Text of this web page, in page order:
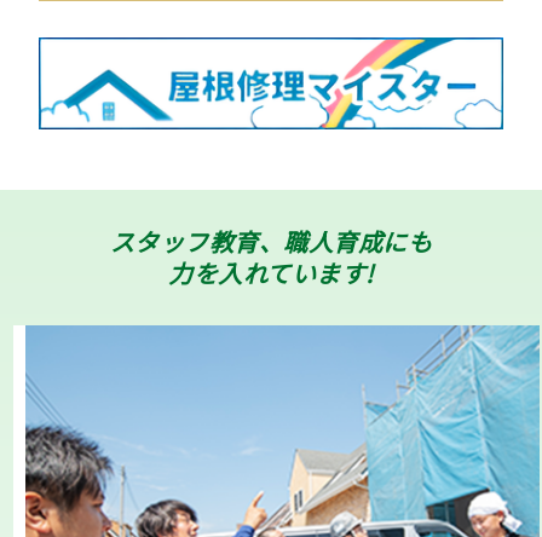
スタッフ教育、職人育成にも
力を入れています!